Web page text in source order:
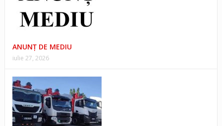
ANUNŢ DE MEDIU
iulie 27, 2026